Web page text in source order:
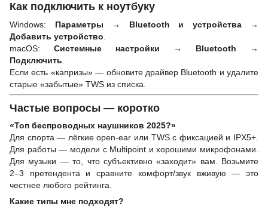
Как подключить к ноутбуку
Windows: Параметры → Bluetooth и устройства →
Добавить устройство
macOS: Системные настройки → Bluetooth →
Подключить
Если есть «капризы» — обновите драйвер Bluetooth и удалите
старые «забытые» TWS из списка.
Частые вопросы — коротко
«Топ беспроводных наушников 2025?»
Для спорта — лёгкие open-ear или TWS с фиксацией и IPX5+.
Для работы — модели с Multipoint и хорошими микрофонами.
Для музыки — то, что субъективно «заходит» вам. Возьмите
2–3 претендента и сравните комфорт/звук вживую — это
честнее любого рейтинга.
Какие типы мне подходят?